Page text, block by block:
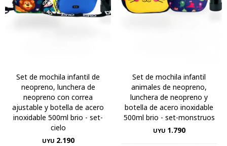
Set de mochila infantil de
neopreno, lunchera de
neopreno con correa
ajustable y botella de acero
inoxidable 500ml brio - set-
cielo
UYU 2.190
Set de mochila infantil
animales de neopreno,
lunchera de neopreno y
botella de acero inoxidable
500ml brio - set-monstruos
UYU 1.790